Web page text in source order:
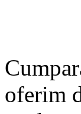
oferim